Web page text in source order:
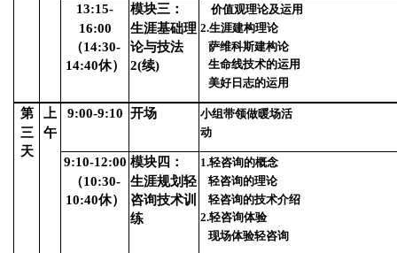
13:15-
16:00
（14:30-
14:40休）
模块三：
生涯基础理
论与技法
2(续)
价值观理论及运用
2.生涯建构理论
萨维科斯建构论
生命线技术的运
美好日志的运用
第
三
天
上
午
9:00-9:10 开场
小组带领做暖场活
9:10-12:00
（10:30-
10:40休）
模块四：
生涯规划轻
咨询技术训
练
1.轻咨询的概念
轻咨询的理论
轻咨询的技术介绍
2.轻咨询体验
现场体验轻咨询